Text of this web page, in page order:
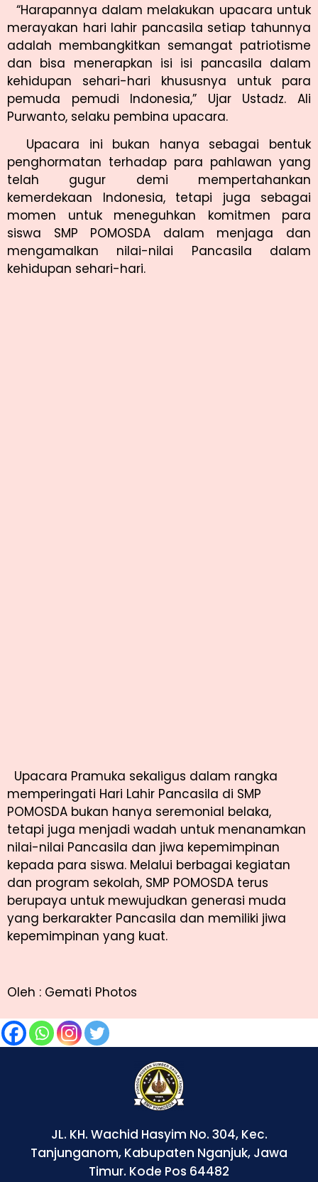
“Harapannya dalam melakukan upacara untuk
merayakan hari lahir pancasila setiap tahunnya
adalah membangkitkan semangat patriotisme
dan bisa menerapkan isi isi pancasila dalam
kehidupan sehari-hari khususnya untuk para
pemuda pemudi Indonesia,” Ujar Ustadz. Ali
Purwanto, selaku pembina upacara.
Upacara ini bukan hanya sebagai bentuk
penghormatan terhadap para pahlawan yang
telah gugur demi mempertahankan
kemerdekaan Indonesia, tetapi juga sebagai
momen untuk meneguhkan komitmen para
siswa SMP POMOSDA dalam menjaga dan
mengamalkan nilai-nilai Pancasila dalam
kehidupan sehari-hari.
Upacara Pramuka sekaligus dalam rangka
memperingati Hari Lahir Pancasila di SMP
POMOSDA bukan hanya seremonial belaka,
tetapi juga menjadi wadah untuk menanamkan
nilai-nilai Pancasila dan jiwa kepemimpinan
kepada para siswa. Melalui berbagai kegiatan
dan program sekolah, SMP POMOSDA terus
berupaya untuk mewujudkan generasi muda
yang berkarakter Pancasila dan memiliki jiwa
kepemimpinan yang kuat.
Oleh : Gemati Photos
JL. KH. Wachid Hasyim No. 304, Kec.
Tanjunganom, Kabupaten Nganjuk, Jawa
Timur. Kode Pos 64482